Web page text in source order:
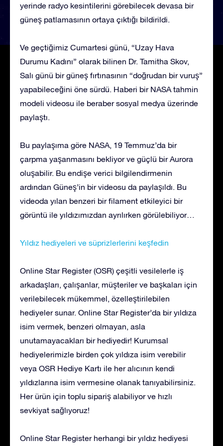
yerinde radyo kesintilerini görebilecek devasa bir
güneş patlamasının ortaya çıktığı bildirildi.
Ve geçtiğimiz Cumartesi günü, “Uzay Hava
Durumu Kadını” olarak bilinen Dr. Tamitha Skov,
Salı günü bir güneş fırtınasının “doğrudan bir vuruş”
yapabileceğini öne sürdü. Haberi bir NASA tahmin
modeli videosu ile beraber sosyal medya üzerinde
paylaştı.
Bu paylaşıma göre NASA, 19 Temmuz’da bir
çarpma yaşanmasını bekliyor ve güçlü bir Aurora
oluşabilir. Bu endişe verici bilgilendirmenin
ardından Güneş’in bir videosu da paylaşıldı. Bu
videoda yılan benzeri bir filament etkileyici bir
görüntü ile yıldızımızdan ayrılırken görülebiliyor…
Yıldız hediyeleri ve süprizlerlerini keşfedin
Online Star Register (OSR) çeşitli vesilelerle iş
arkadaşları, çalışanlar, müşteriler ve başkaları için
verilebilecek mükemmel, özelleştirilebilen
hediyeler sunar. Online Star Register’da bir yıldıza
isim vermek, benzeri olmayan, asla
unutamayacakları bir hediyedir! Kurumsal
hediyelerimizle birden çok yıldıza isim verebilir
veya OSR Hediye Kartı ile her alıcının kendi
yıldızlarına isim vermesine olanak tanıyabilirsiniz.
Her ürün için toplu sipariş alabiliyor ve hızlı
sevkiyat sağlıyoruz!
Online Star Register herhangi bir yıldız hediyesi